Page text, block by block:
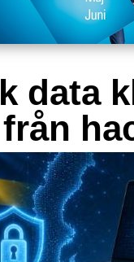
data